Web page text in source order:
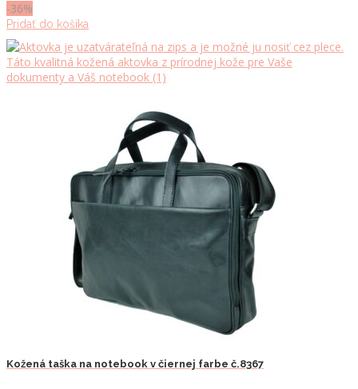
-36%
Pridať do košíka
Kožená taška na notebook v čiernej farbe č.8367